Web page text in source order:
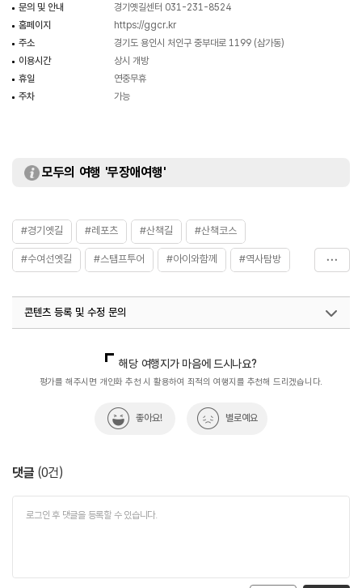
훼손에 대한 피해를 사유로 폐쇄되어 더 이상 탐방로로 사용할 수 없게 되었다.
양지면 남곡리 쪽에 임진왜란 때 진주성에서 순절한 유복립의 정려각이 있다.
문의 및 안내
경기옛길센터 031-231-8524
홈페이지
https://ggcr.kr
주소
경기도 용인시 처인구 중부대로 1199 (삼가동)
이용시간
상시 개방
휴일
연중무휴
주차
가능
모두의 여행 '무장애여행'
#경기옛길 #레포츠 #산책길 #산책코스
#수여선옛길 #스탬프투어 #아이와함께 #역사탐방
#자연여행 #자연좋은곳
콘텐츠 등록 및 수정 문의
해당 여행지가 마음에 드시나요?
평가를 해주시면 개인화 추천 시 활용하여 최적의 여행지를 추천해 드리겠습니다.
좋아요! 별로예요
댓글 (0건)